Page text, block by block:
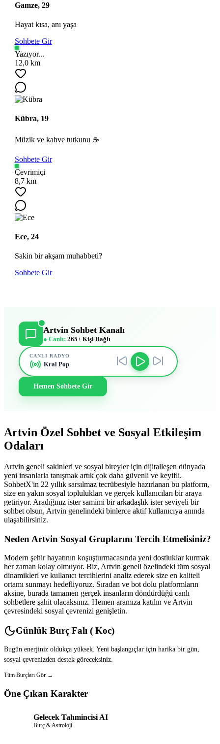
Gamze, 29
Hayat kısa, anı yaşa
Sohbete Gir
Yazıyor...
12,0 km
Kübra, 19
Müzik ve kahve tutkunu ☕
Sohbete Gir
Çevrimiçi
8,7 km
Ece, 24
Sakin bir akşam muhabbeti?
Sohbete Gir
Artvin Sohbet Kanalı
● Canlı: 265+ Kişi Bağlı
CANLI RADYO
Kral Pop
Hemen Sohbete Gir
Artvin Özel Sohbet ve Sosyal Etkileşim
Odaları
Artvin geneli sakinleri ve sosyal bireyler için dijitalleşen dünyada
yeni insanlarla tanışmak artık çok daha güvenli ve keyifli.
SohbetX'in 22 yıllık sarsılmaz tecrübesiyle hazırlanan bu platform,
size en yakın sosyal toplulukları ve gerçek kullanıcıları bir araya
getiriyor. Aradığınız ister samimi bir arkadaşlık ister seviyeli bir
sohbet olsun, Artvin genelindeki binlerce aktif kullanıcıya anında
ulaşabilirsiniz.
Neden Artvin Sosyal Gruplarını Tercih Etmelisiniz?
Modern şehir hayatının koşuşturmacasında yeni dostluklar kurmak
her zaman kolay olmuyor. Biz, Artvin geneli özelindeki tüm sosyal
dinamikleri ve kullanıcı tercihlerini analiz ederek size en kaliteli
ortamı sunmayı hedefliyoruz. Sıradan ve bot dolu platformların
aksine, burada tamamen gerçek insanların döndürdüğü canlı
sohbetlere şahit olacaksınız. Hemen aramıza katılın ve Artvin
çevresindeki sosyal çevrenizi genişletin.
Günlük Burç Falı ( Koc)
Bugün enerjiniz oldukça yüksek. Yeni başlangıçlar için harika bir gün,
sosyal çevrenizden destek göreceksiniz.
Tüm Burçları Gör →
Öne Çıkan Karakter
Gelecek Tahmincisi AI
Burç & Astroloji